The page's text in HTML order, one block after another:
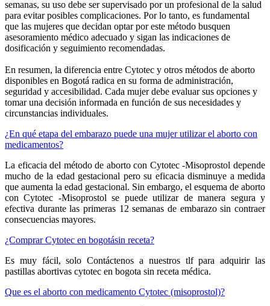
semanas, su uso debe ser supervisado por un profesional de la salud
para evitar posibles complicaciones. Por lo tanto, es fundamental
que las mujeres que decidan optar por este método busquen
asesoramiento médico adecuado y sigan las indicaciones de
dosificación y seguimiento recomendadas.
En resumen, la diferencia entre Cytotec y otros métodos de aborto
disponibles en Bogotá radica en su forma de administración,
seguridad y accesibilidad. Cada mujer debe evaluar sus opciones y
tomar una decisión informada en función de sus necesidades y
circunstancias individuales.
¿En qué etapa del embarazo puede una mujer utilizar el aborto con
medicamentos?
La eficacia del método de aborto con Cytotec -Misoprostol depende
mucho de la edad gestacional pero su eficacia disminuye a medida
que aumenta la edad gestacional. Sin embargo, el esquema de aborto
con Cytotec -Misoprostol se puede utilizar de manera segura y
efectiva durante las primeras 12 semanas de embarazo sin contraer
consecuencias mayores.
¿Comprar Cytotec en bogotásin receta?
Es muy fácil, solo Contáctenos a nuestros tlf para adquirir las
pastillas abortivas cytotec en bogota sin receta médica.
Que es el aborto con medicamento Cytotec (misoprostol)?